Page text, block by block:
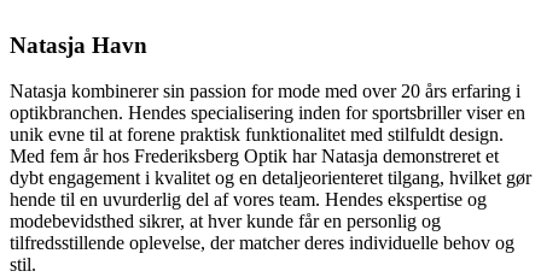
Natasja Havn
Natasja kombinerer sin passion for mode med over 20 års erfaring i
optikbranchen. Hendes specialisering inden for sportsbriller viser en
unik evne til at forene praktisk funktionalitet med stilfuldt design.
Med fem år hos Frederiksberg Optik har Natasja demonstreret et
dybt engagement i kvalitet og en detaljeorienteret tilgang, hvilket gør
hende til en uvurderlig del af vores team. Hendes ekspertise og
modebevidsthed sikrer, at hver kunde får en personlig og
tilfredsstillende oplevelse, der matcher deres individuelle behov og
stil.